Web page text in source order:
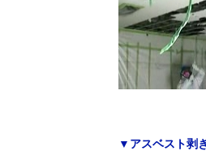
▼アスベスト剥